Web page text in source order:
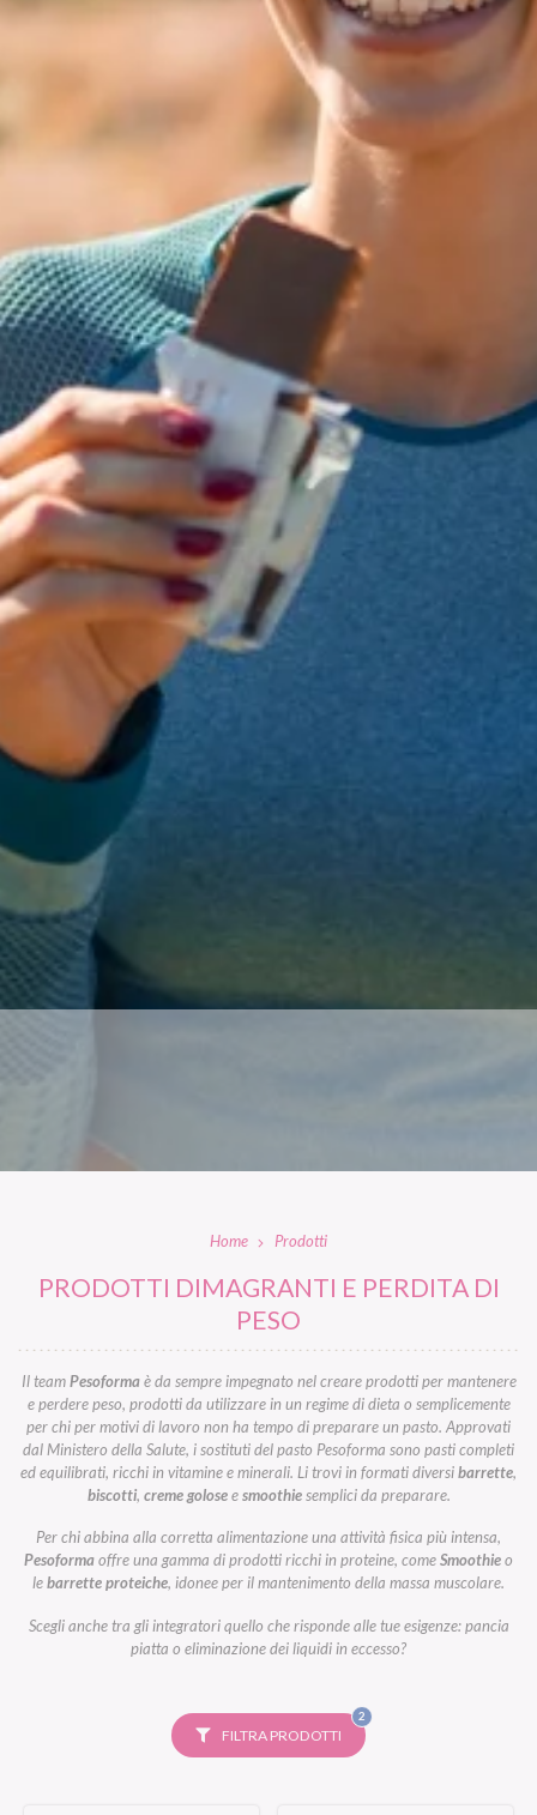
Home Prodotti
PRODOTTI DIMAGRANTI E PERDITA DI
PESO
Il teamPesoformaè da sempre impegnato nel creare prodotti per mantenere
e perdere peso, prodotti da utilizzare in un regime di dieta o semplicemente
per chi per motivi di lavoro non ha tempo di preparare un pasto. Approvati
dal Ministero della Salute, i sostituti del pasto Pesoforma sono pasti completi
ed equilibrati, ricchi in vitamine e minerali. Li trovi in formati diversibarrette,
biscotti, creme goloseesmoothiesemplici da preparare.
Per chi abbina alla corretta alimentazione una attività fisica più intensa,
Pesoformaoffre una gamma di prodotti ricchi in proteine, comeSmoothieo
lebarrette proteiche, idonee per il mantenimento della massa muscolare.
Scegli anche tra gli integratori quello che risponde alle tue esigenze: pancia
piatta o eliminazione dei liquidi in eccesso?
FILTRA PRODOTTI
2FILTRI
SELEZIONATI